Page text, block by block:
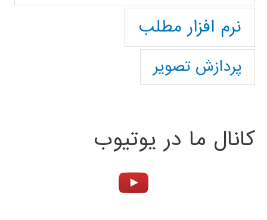
نرم افزار مطلب
پردازش تصویر
کانال ما در یوتیوب